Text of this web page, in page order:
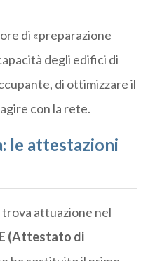
di «preparazione
degli edifici di
di ottimizzare il
con la rete.
le attestazioni
attuazione nel
(Attestato di